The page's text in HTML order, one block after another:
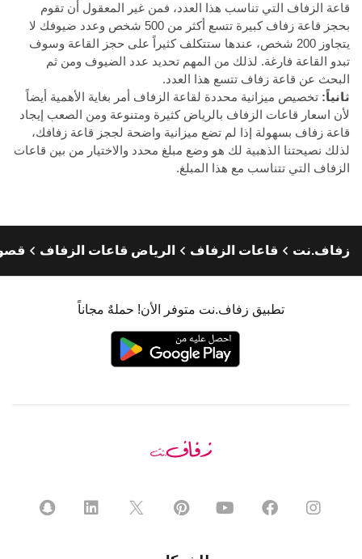
قاعة الزفاف التي تناسب هذا العدد، فمن غير المعقول أن تقوم
بحجز قاعة زفاف كبيرة تتسع أكثر من 500 شخص وعدد ضيوفك لا
يتجاوز 200 شخص، عندها ستتكلف كثيراً على حجز القاعة وسوف
تبدو القاعة فارغة. لذلك من المهم تحديد عدد الضيوف ومن ثم
البحث عن قاعة زفاف تتسع هذا العدد.
ثانياً: تخصيص ميزانية محددة لقاعة الزفاف أمر بغاية الأهمية أيضاً
لأن اسعار قاعات الزفاف بالرياض كثيرة ومتنوعة ومن الصعب إيجاد
قاعة زفاف بسهولة إذا لم تضع ميزانية واضحة لججز قاعة زفافك،
لذلك نصيحتنا الذهبية لك هو وضع مبلغ محدد والاختيار من بين قاعات
الزفاف التي تتناسب مع هذا المبلغ.
زفاف.نت قاعات الزفاف الرياض قاعات الزفاف
تطبيق زفاف.نت متوفر الأن! حملهٌ مجاناً